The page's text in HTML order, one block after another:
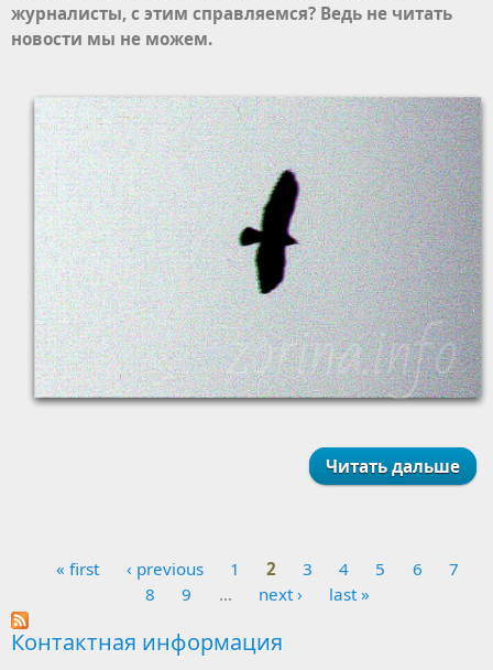
журналисты, с этим справляемся? Ведь не читать
новости мы не можем.
Читать дальше
« first ‹ previous 1 2 3 4 5 6
7
8
9 … next › last »
Контактная информация